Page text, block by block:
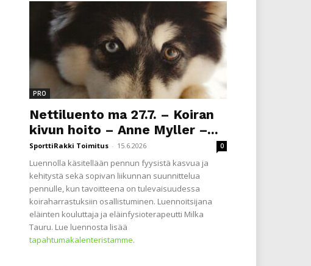
PRO
Nettiluento ma 27.7. – Koiran
kivun hoito – Anne Myller –...
SporttiRakki Toimitus - 15.6.2026 0
Luennolla käsitellään pennun fyysistä kasvua ja
kehitystä sekä sopivan liikunnan suunnittelua
pennulle, kun tavoitteena on tulevaisuudessa
koiraharrastuksiin osallistuminen. Luennoitsijana
eläinten kouluttaja ja eläinfysioterapeutti Milka
Tauru. Lue luennosta lisää
tapahtumakalenteristamme.